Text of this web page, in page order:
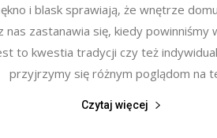
i blask sprawiają, że wnętrze
nas zastanawia się, kiedy powinniśmy
to kwestia tradycji czy też
przyjrzymy się różnym poglądom na
Czytaj więcej